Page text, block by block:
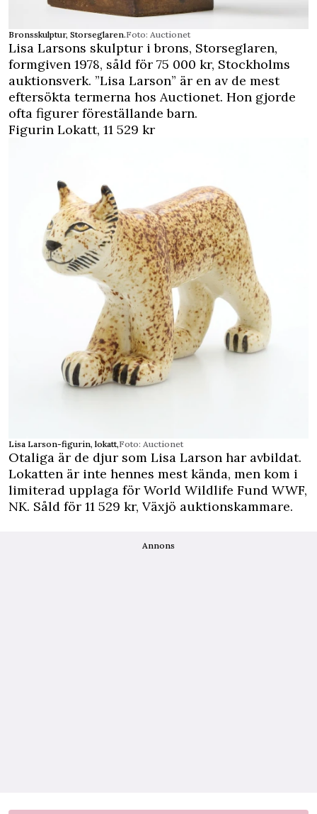
Bronsskulptur, Storseglaren.Foto: Auctionet
Lisa Larsons skulptur i brons, Storseglaren,
formgiven 1978, såld för 75 000 kr, Stockholms
auktionsverk. ”Lisa Larson” är en av de mest
eftersökta termerna hos Auctionet. Hon gjorde
ofta figurer föreställande barn.
Figurin Lokatt, 11 529 kr
Lisa Larson-figurin, lokatt,Foto: Auctionet
Otaliga är de djur som Lisa Larson har avbildat.
Lokatten är inte hennes mest kända, men kom i
limiterad upplaga för World Wildlife Fund WWF,
NK. Såld för 11 529 kr, Växjö auktionskammare.
Annons